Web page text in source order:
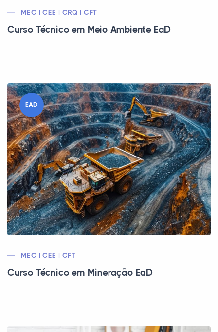
MEC | CEE | CRQ | CFT
Curso Técnico em Meio Ambiente EaD
EAD
MEC | CEE | CFT
Curso Técnico em Mineração EaD